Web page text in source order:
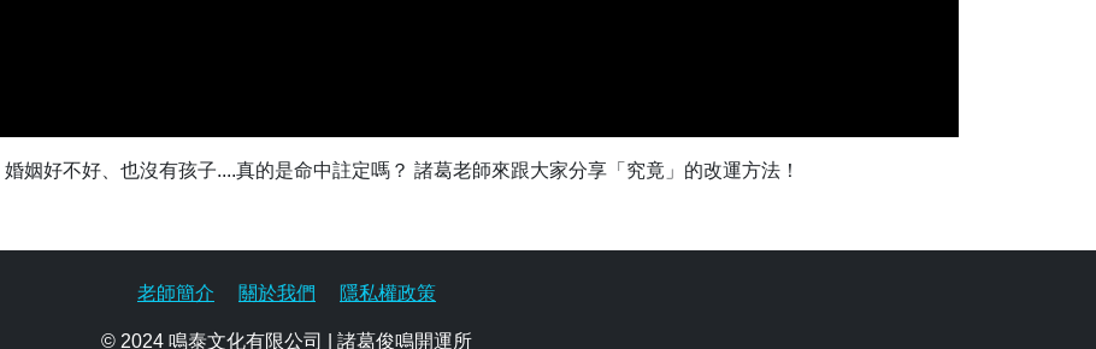
姻好不好、也沒有孩子....真的是命中註定嗎？ 諸葛老師來跟大家分享「究竟」的改運方法！
老師簡介 關於我們 隱私權政策
© 2024 鳴泰文化有限公司 | 諸葛俊鳴開運所